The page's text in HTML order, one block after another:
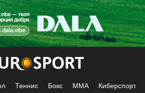
Теннис Бокс ММА Киберспорт